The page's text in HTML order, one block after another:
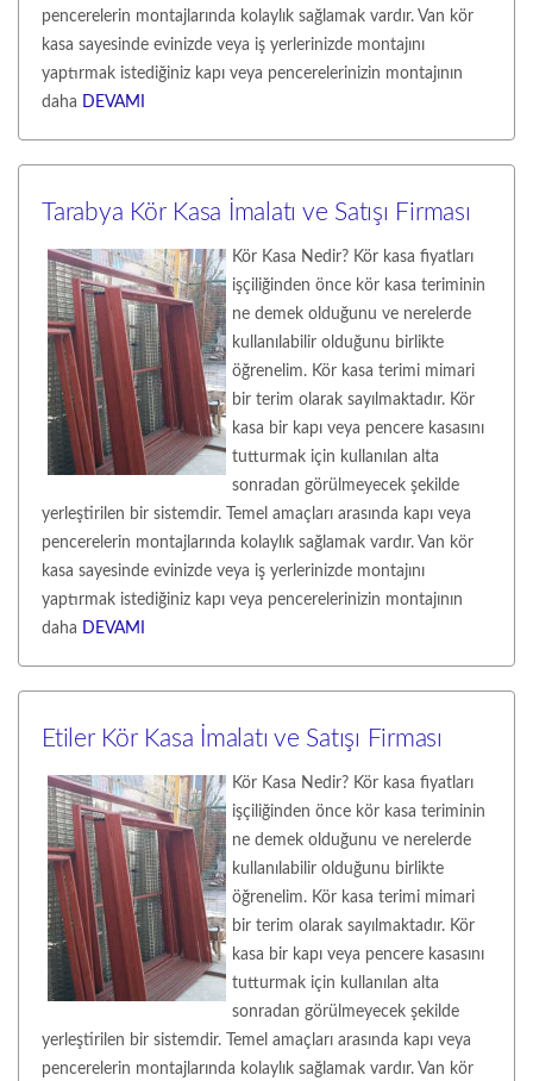
pencerelerin montajlarında kolaylık sağlamak vardır. Van kör
kasa sayesinde evinizde veya iş yerlerinizde montajını
yaptırmak istediğiniz kapı veya pencerelerinizin montajının
daha DEVAMI
Tarabya Kör Kasa İmalatı ve Satışı Firması
Kör Kasa Nedir? Kör kasa fiyatları
işçiliğinden önce kör kasa teriminin
ne demek olduğunu ve nerelerde
kullanılabilir olduğunu birlikte
öğrenelim. Kör kasa terimi mimari
bir terim olarak sayılmaktadır. Kör
kasa bir kapı veya pencere kasasını
tutturmak için kullanılan alta
sonradan görülmeyecek şekilde
yerleştirilen bir sistemdir. Temel amaçları arasında kapı veya
pencerelerin montajlarında kolaylık sağlamak vardır. Van kör
kasa sayesinde evinizde veya iş yerlerinizde montajını
yaptırmak istediğiniz kapı veya pencerelerinizin montajının
daha DEVAMI
Etiler Kör Kasa İmalatı ve Satışı Firması
Kör Kasa Nedir? Kör kasa fiyatları
işçiliğinden önce kör kasa teriminin
ne demek olduğunu ve nerelerde
kullanılabilir olduğunu birlikte
öğrenelim. Kör kasa terimi mimari
bir terim olarak sayılmaktadır. Kör
kasa bir kapı veya pencere kasasını
tutturmak için kullanılan alta
sonradan görülmeyecek şekilde
yerleştirilen bir sistemdir. Temel amaçları arasında kapı veya
pencerelerin montajlarında kolaylık sağlamak vardır. Van kör